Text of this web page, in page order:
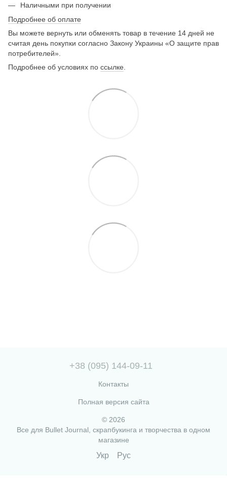
Наличными при получении
Подробнее об оплате
Вы можете вернуть или обменять товар в течение 14 дней не
считая день покупки согласно Закону Украины «О защите прав
потребителей».
Подробнее об условиях по ссылке
+38 (095) 144-09-11
Контакты
Полная версия сайта
© 2026
Все для Bullet Journal, скрапбукинга и творчества в одном
магазине
Укр Рус